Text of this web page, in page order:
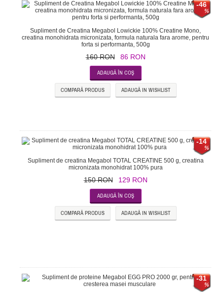
-46
Supliment de Creatina Megabol Lowickie 100% Creatine Mono,
creatina monohidrata micronizata, formula naturala fara arome, pentru
forta si performanta, 500g
160 RON 86 RON
COMPARĂ PRODUS ADAUGĂ IN WISHLIST
-14
Supliment de creatina Megabol TOTAL CREATINE 500 g, creatina
micronizata monohidrat 100% pura
150 RON 129 RON
COMPARĂ PRODUS ADAUGĂ IN WISHLIST
-31